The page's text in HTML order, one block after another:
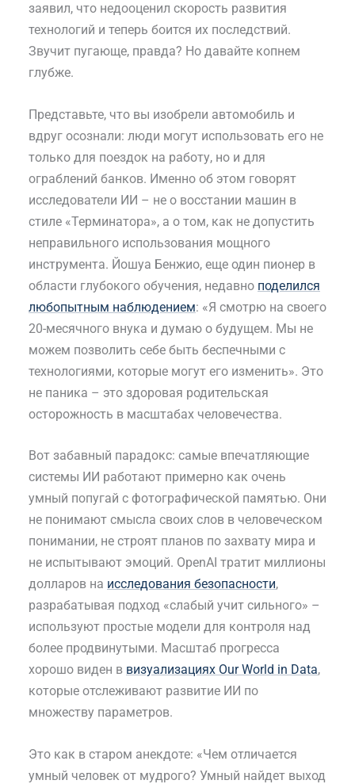
заявил, что недооценил скорость развития
технологий и теперь боится их последствий.
Звучит пугающе, правда? Но давайте копнем
глубже.
Представьте, что вы изобрели автомобиль и
вдруг осознали: люди могут использовать его не
только для поездок на работу, но и для
ограблений банков. Именно об этом говорят
исследователи ИИ – не о восстании машин в
стиле «Терминатора», а о том, как не допустить
неправильного использования мощного
инструмента. Йошуа Бенжио, еще один пионер в
области глубокого обучения, недавно поделился
любопытным наблюдением: «Я смотрю на своего
20-месячного внука и думаю о будущем. Мы не
можем позволить себе быть беспечными с
технологиями, которые могут его изменить». Это
не паника – это здоровая родительская
осторожность в масштабах человечества.
Вот забавный парадокс: самые впечатляющие
системы ИИ работают примерно как очень
умный попугай с фотографической памятью. Они
не понимают смысла своих слов в человеческом
понимании, не строят планов по захвату мира и
не испытывают эмоций. OpenAI тратит миллионы
долларов на исследования безопасности,
разрабатывая подход «слабый учит сильного» –
используют простые модели для контроля над
более продвинутыми. Масштаб прогресса
хорошо виден в визуализациях Our World in Data,
которые отслеживают развитие ИИ по
множеству параметров.
Это как в старом анекдоте: «Чем отличается
умный человек от мудрого? Умный найдет выход